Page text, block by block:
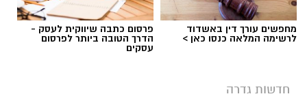
יש לכם מידע חשוב שטרם נחשף? צילומים מאירוע
אותנו
מחפשים עורך דין באשדוד
לרשימה המלאה כנסו כאן >
פרסום כתבה שיווקית לעסק -
הדרך הטובה ביותר לפרסום
עסקים
חדשות גדרה